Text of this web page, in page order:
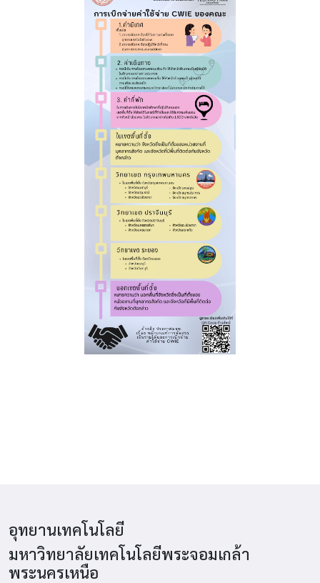
อุทยานเทคโนโลยี
มหาวิทยาลัยเทคโนโลยีพระจอมเกล้า
พระนครเหนือ